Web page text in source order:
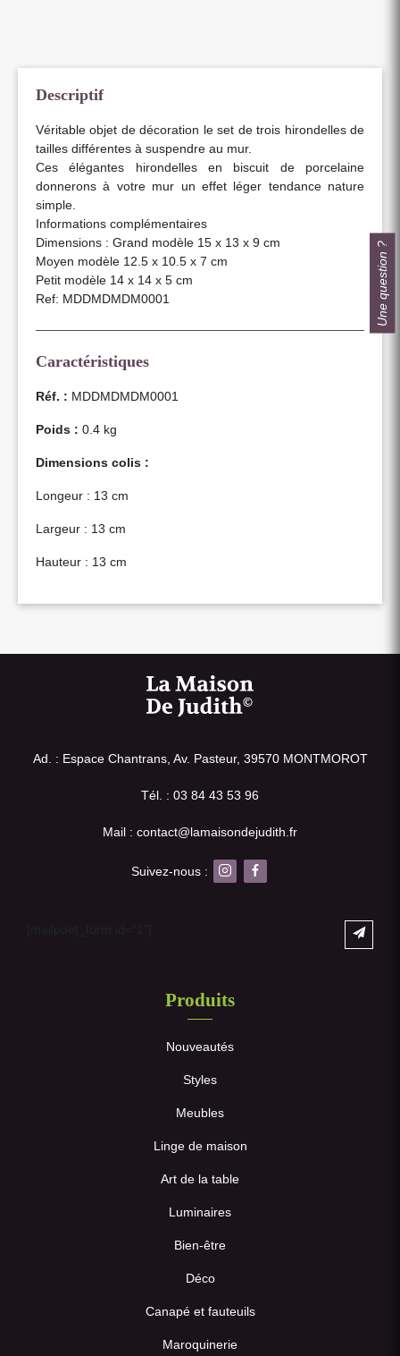
Descriptif
Véritable objet de décoration le set de trois hirondelles de
tailles différentes à suspendre au mur.
Ces élégantes hirondelles en biscuit de porcelaine
donnerons à votre mur un effet léger tendance nature
simple.
Informations complémentaires
Dimensions : Grand modèle 15 x 13 x 9 cm
Moyen modèle 12.5 x 10.5 x 7 cm
Petit modèle 14 x 14 x 5 cm
Ref: MDDMDMDM0001
Caractéristiques
Réf. : MDDMDMDM0001
Poids : 0.4 kg
Dimensions colis :
Longeur : 13 cm
Largeur : 13 cm
Hauteur : 13 cm
Ad. : Espace Chantrans, Av. Pasteur, 39570 MONTMOROT
Tél. : 03 84 43 53 96
Mail : contact@lamaisondejudith.fr
Suivez-nous :
Produits
Nouveautés
Styles
Meubles
Linge de maison
Art de la table
Luminaires
Bien-être
Déco
Canapé et fauteuils
Maroquinerie
Une question ?